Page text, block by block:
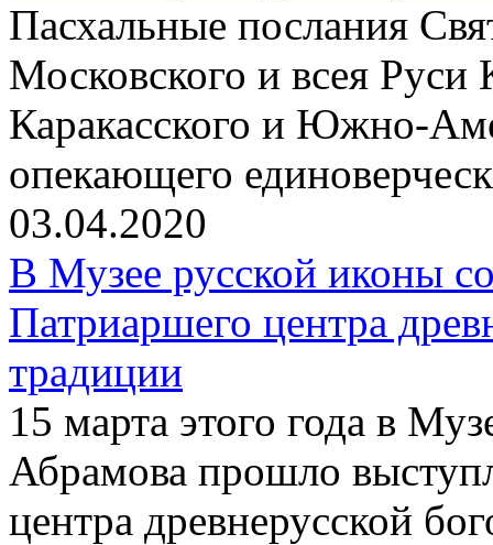
Пасхальные послания
Московского и всея Руси
Каракасского и Южно-
опекающего
03.04.2020
В Музее русской иконы
Патриаршего центра
традиции
15 марта этого года в
Абрамова прошло
центра древнерусской